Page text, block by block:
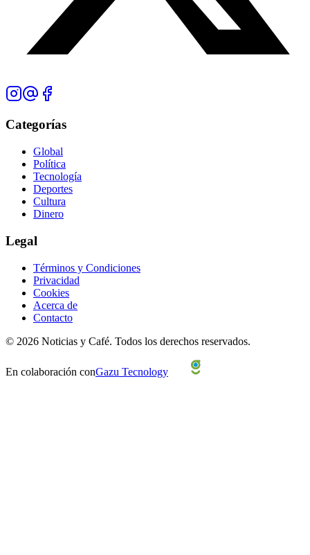
Categorías
Global
Política
Tecnología
Deportes
Cultura
Dinero
Legal
Términos y Condiciones
Privacidad
Cookies
Acerca de
Contacto
© 2026 Noticias y Café. Todos los derechos reservados.
En colaboración conGazu Tecnology